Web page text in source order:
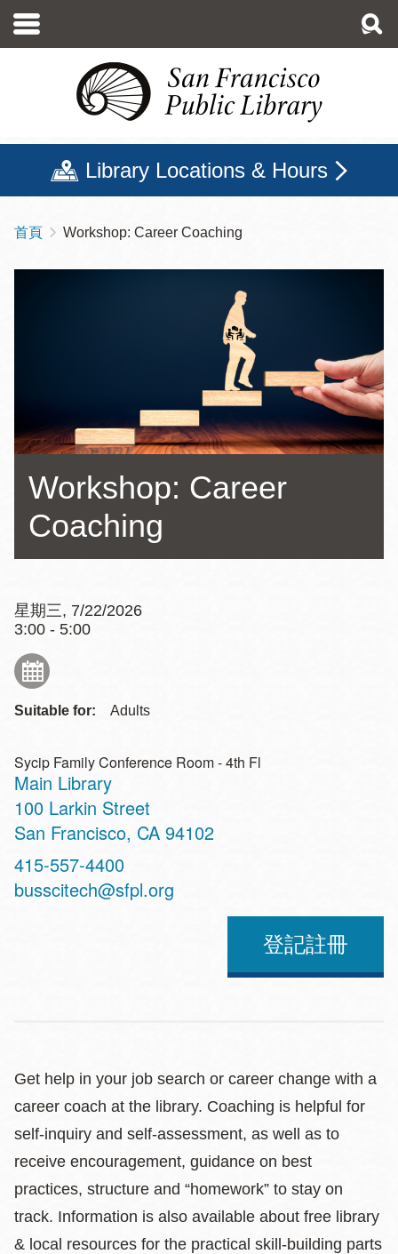
至
Library Locations & Hours
導
航
首頁 Workshop: Career Coaching
Workshop: Career
Coaching
星期三, 7/22/2026
3:00 - 5:00
Suitable for: Adults
Sycip Family Conference Room - 4th Fl
Main Library
Address
100 Larkin Street
San Francisco, CA 94102
Contact
Telephone
415-557-4400
busscitech@sfpl.org
登記註冊
Get help in your job search or career change with a
career coach at the library. Coaching is helpful for
self-inquiry and self-assessment, as well as to
receive encouragement, guidance on best
practices, structure and “homework” to stay on
track. Information is also available about free library
& local resources for the practical skill-building parts